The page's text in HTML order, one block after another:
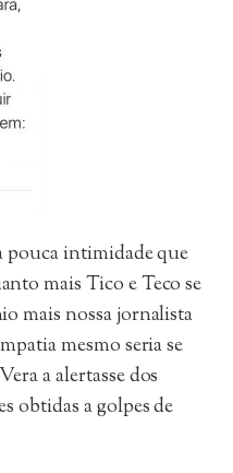
pouca intimidade que
mais Tico e Teco se
mais nossa jornalista
mesmo seria se
a alertasse dos
obtidas a golpes de